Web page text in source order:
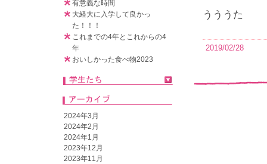
うううた
2019/02/28
有意義な時間
大経大に入学して良かっ
た！！！
これまでの4年とこれからの4
年
おいしかった食べ物2023
2024年3月
2024年2月
2024年1月
2023年12月
2023年11月